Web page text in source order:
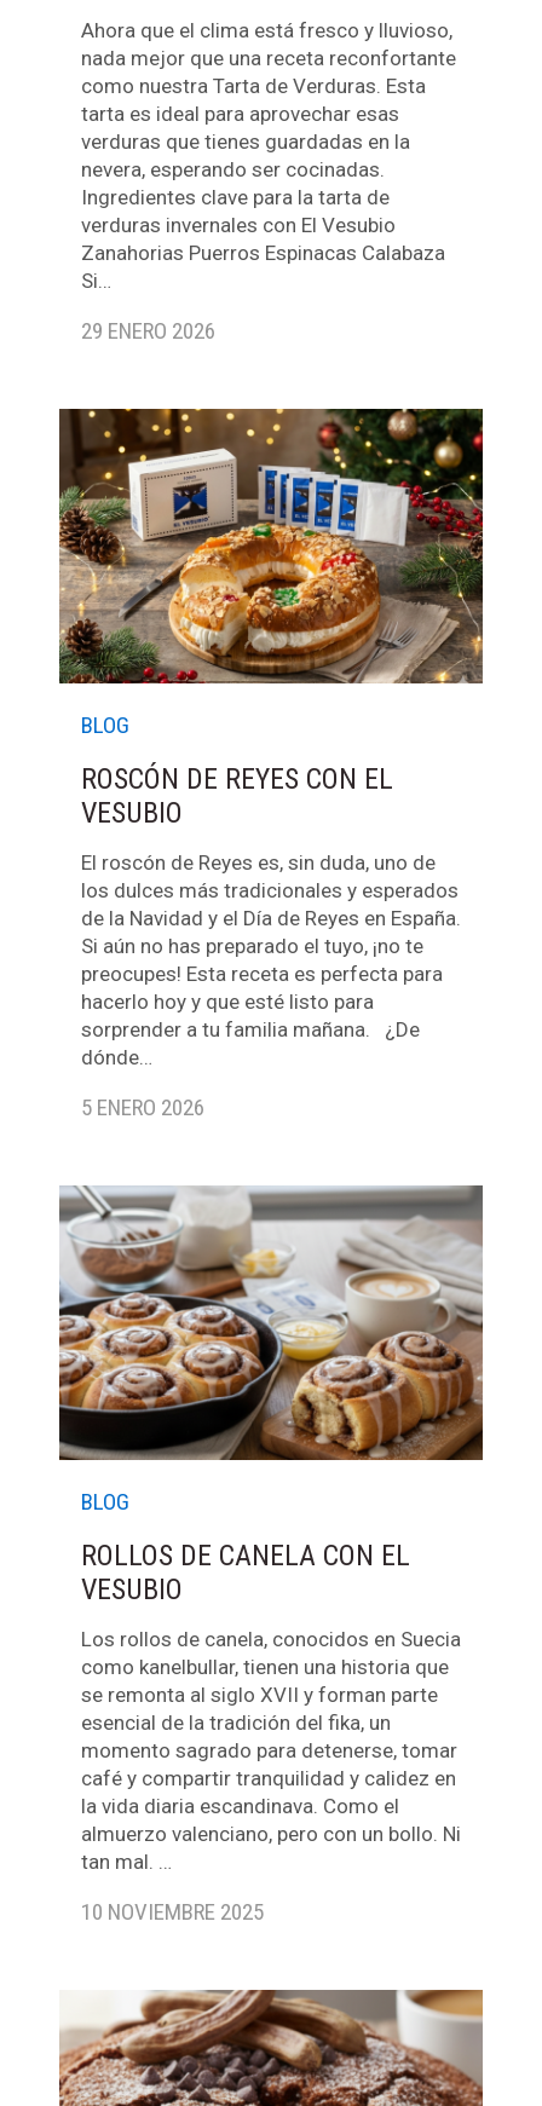
Ahora que el clima está fresco y lluvioso,
nada mejor que una receta reconfortante
como nuestra Tarta de Verduras. Esta
tarta es ideal para aprovechar esas
verduras que tienes guardadas en la
nevera, esperando ser cocinadas.
Ingredientes clave para la tarta de
verduras invernales con El Vesubio
Zanahorias Puerros Espinacas Calabaza
Si…
29 ENERO 2026
BLOG
ROSCÓN DE REYES CON EL
VESUBIO
El roscón de Reyes es, sin duda, uno de
los dulces más tradicionales y esperados
de la Navidad y el Día de Reyes en España.
Si aún no has preparado el tuyo, ¡no te
preocupes! Esta receta es perfecta para
hacerlo hoy y que esté listo para
sorprender a tu familia mañana. ¿De
dónde…
5 ENERO 2026
BLOG
ROLLOS DE CANELA CON EL
VESUBIO
Los rollos de canela, conocidos en Suecia
como kanelbullar, tienen una historia que
se remonta al siglo XVII y forman parte
esencial de la tradición del fika, un
momento sagrado para detenerse, tomar
café y compartir tranquilidad y calidez en
la vida diaria escandinava. Como el
almuerzo valenciano, pero con un bollo. Ni
tan mal. …
10 NOVIEMBRE 2025